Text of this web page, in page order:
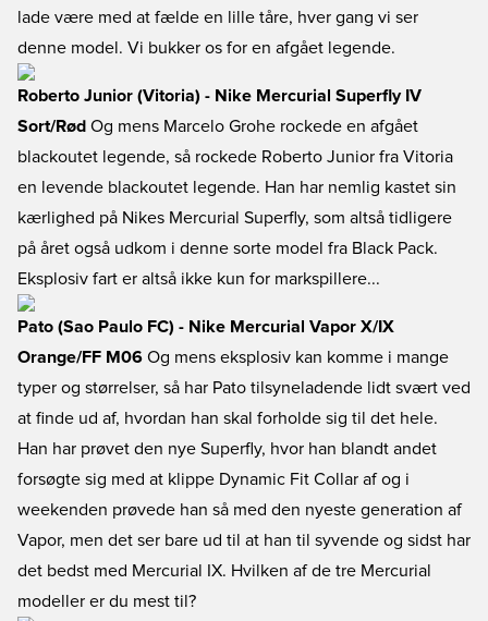
lade være med at fælde en lille tåre, hver gang vi ser
denne model. Vi bukker os for en afgået legende.
Roberto Junior (Vitoria) - Nike Mercurial Superfly IV
Sort/Rød Og mens Marcelo Grohe rockede en afgået
blackoutet legende, så rockede Roberto Junior fra Vitoria
en levende blackoutet legende. Han har nemlig kastet sin
kærlighed på Nikes Mercurial Superfly, som altså tidligere
på året også udkom i denne sorte model fra Black Pack.
Eksplosiv fart er altså ikke kun for markspillere...
Pato (Sao Paulo FC) - Nike Mercurial Vapor X/IX
Orange/FF M06 Og mens eksplosiv kan komme i mange
typer og størrelser, så har Pato tilsyneladende lidt svært ved
at finde ud af, hvordan han skal forholde sig til det hele.
Han har prøvet den nye Superfly, hvor han blandt andet
forsøgte sig med at klippe Dynamic Fit Collar af og i
weekenden prøvede han så med den nyeste generation af
Vapor, men det ser bare ud til at han til syvende og sidst har
det bedst med Mercurial IX. Hvilken af de tre Mercurial
modeller er du mest til?